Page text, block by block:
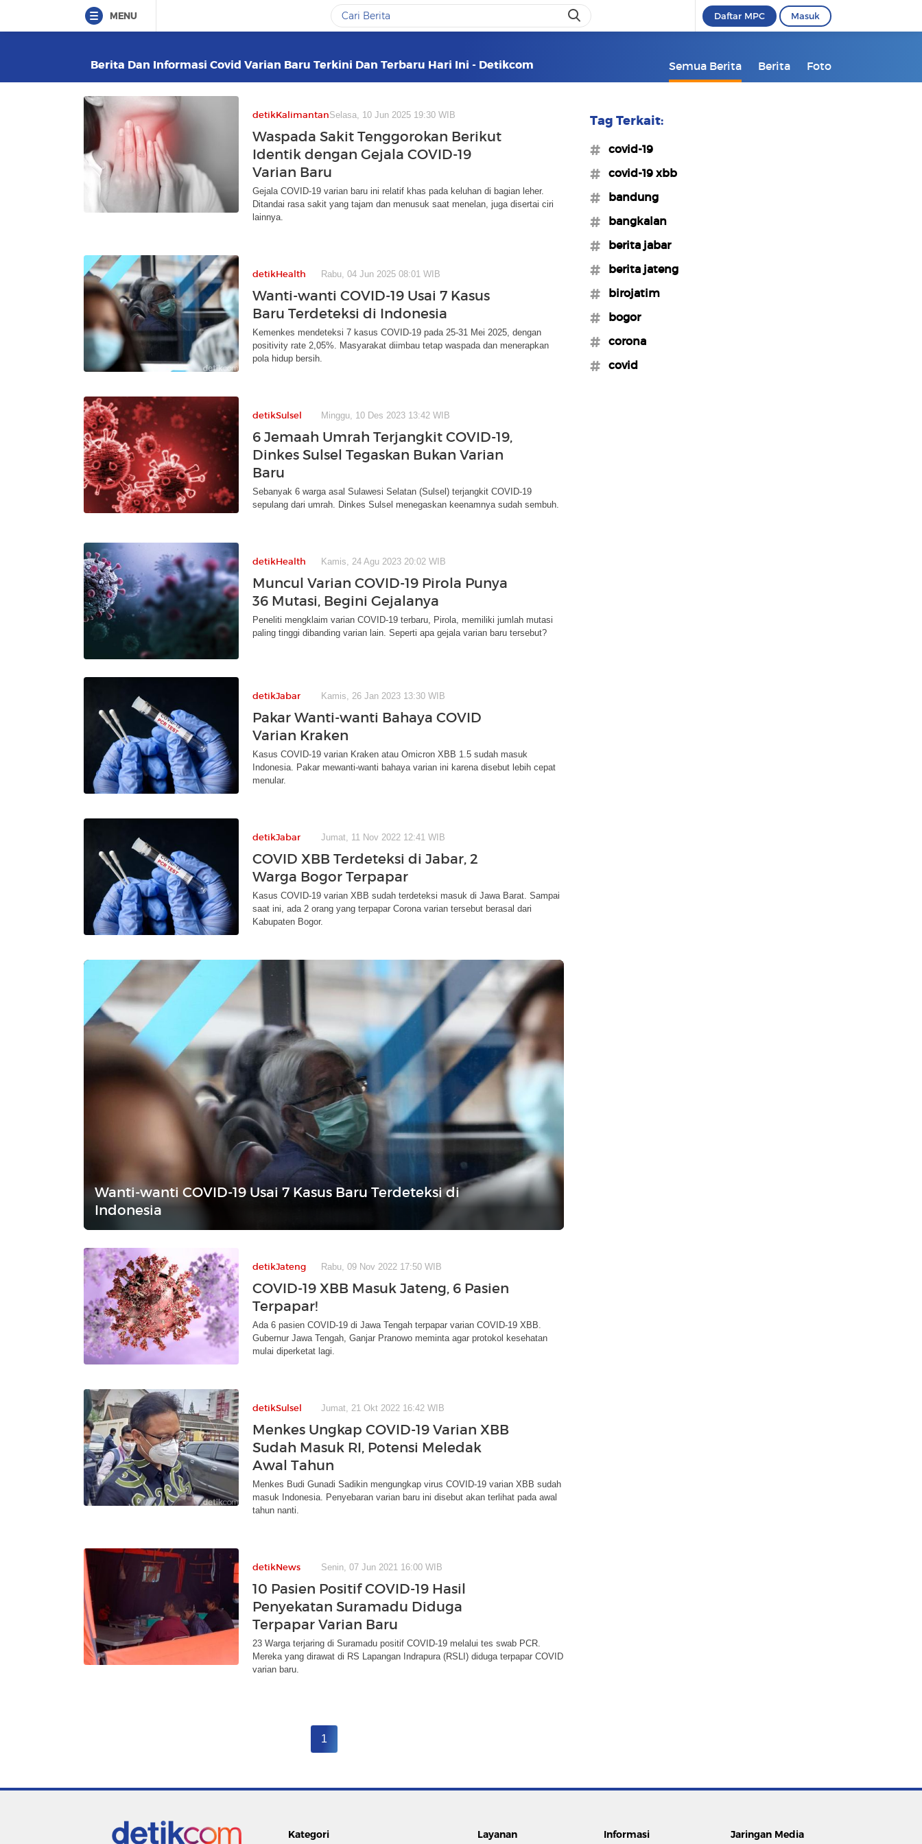
MENU Daftar MPC Masuk
Berita Dan Informasi Covid Varian Baru Terkini Dan Terbaru Hari Ini - Detikcom Semua Berita Berita Foto
detikKalimantanSelasa, 10 Jun 2025 19:30 WIB
Waspada Sakit Tenggorokan Berikut
Identik dengan Gejala COVID-19
Varian Baru
Gejala COVID-19 varian baru ini relatif khas pada keluhan di bagian leher.
Ditandai rasa sakit yang tajam dan menusuk saat menelan, juga disertai ciri
lainnya.
detikHealth Rabu, 04 Jun 2025 08:01 WIB
Wanti-wanti COVID-19 Usai 7 Kasus
Baru Terdeteksi di Indonesia
Kemenkes mendeteksi 7 kasus COVID-19 pada 25-31 Mei 2025, dengan
positivity rate 2,05%. Masyarakat diimbau tetap waspada dan menerapkan
pola hidup bersih.
detikSulsel Minggu, 10 Des 2023 13:42 WIB
6 Jemaah Umrah Terjangkit COVID-19,
Dinkes Sulsel Tegaskan Bukan Varian
Baru
Sebanyak 6 warga asal Sulawesi Selatan (Sulsel) terjangkit COVID-19
sepulang dari umrah. Dinkes Sulsel menegaskan keenamnya sudah sembuh.
detikHealth Kamis, 24 Agu 2023 20:02 WIB
Muncul Varian COVID-19 Pirola Punya
36 Mutasi, Begini Gejalanya
Peneliti mengklaim varian COVID-19 terbaru, Pirola, memiliki jumlah mutasi
paling tinggi dibanding varian lain. Seperti apa gejala varian baru tersebut?
detikJabar Kamis, 26 Jan 2023 13:30 WIB
Pakar Wanti-wanti Bahaya COVID
Varian Kraken
Kasus COVID-19 varian Kraken atau Omicron XBB 1.5 sudah masuk
Indonesia. Pakar mewanti-wanti bahaya varian ini karena disebut lebih cepat
menular.
detikJabar Jumat, 11 Nov 2022 12:41 WIB
COVID XBB Terdeteksi di Jabar, 2
Warga Bogor Terpapar
Kasus COVID-19 varian XBB sudah terdeteksi masuk di Jawa Barat. Sampai
saat ini, ada 2 orang yang terpapar Corona varian tersebut berasal dari
Kabupaten Bogor.
Wanti-wanti COVID-19 Usai 7 Kasus Baru Terdeteksi di
Indonesia
detikJateng Rabu, 09 Nov 2022 17:50 WIB
COVID-19 XBB Masuk Jateng, 6 Pasien
Terpapar!
Ada 6 pasien COVID-19 di Jawa Tengah terpapar varian COVID-19 XBB.
Gubernur Jawa Tengah, Ganjar Pranowo meminta agar protokol kesehatan
mulai diperketat lagi.
detikSulsel Jumat, 21 Okt 2022 16:42 WIB
Menkes Ungkap COVID-19 Varian XBB
Sudah Masuk RI, Potensi Meledak
Awal Tahun
Menkes Budi Gunadi Sadikin mengungkap virus COVID-19 varian XBB sudah
masuk Indonesia. Penyebaran varian baru ini disebut akan terlihat pada awal
tahun nanti.
detikNews Senin, 07 Jun 2021 16:00 WIB
10 Pasien Positif COVID-19 Hasil
Penyekatan Suramadu Diduga
Terpapar Varian Baru
23 Warga terjaring di Suramadu positif COVID-19 melalui tes swab PCR.
Mereka yang dirawat di RS Lapangan Indrapura (RSLI) diduga terpapar COVID
varian baru.
1
Tag Terkait:
#covid-19
#covid-19 xbb
#bandung
#bangkalan
#berita jabar
#berita jateng
#birojatim
#bogor
#corona
#covid
Kategori Layanan Informasi Jaringan Media